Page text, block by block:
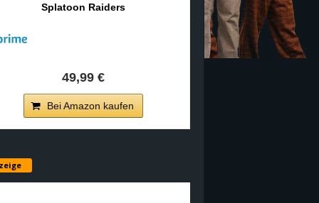
Splatoon Raiders
49,99 €
Bei Amazon kaufen